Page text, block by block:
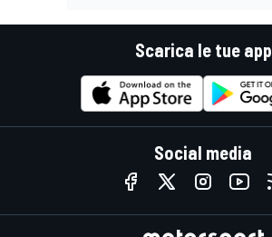
Scarica le tue app
Social media